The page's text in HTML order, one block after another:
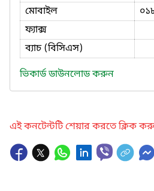
মোবাইল
ফ্যাক্স
ব্যাচ (বিসিএস)
ভিকার্ড ডাউনলোড করুন
এই কনটেন্টটি শেয়ার করতে ক্লিক